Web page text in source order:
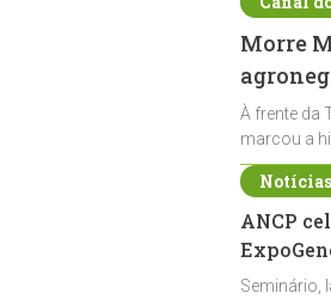
Morre
À frente da
marcou a
ANCP
Seminário,